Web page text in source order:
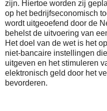
zijn. Hiertoe worden zij
op het bedrijfseconomisch
wordt uitgeoefend door de
behelst de uitvoering van
Het doel van de wet is het
niet-bancaire instellingen
uitgeven en het stimuleren
elektronisch geld door het
bevorderen.